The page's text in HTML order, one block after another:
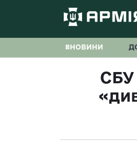
#НОВИНИ
СБУ